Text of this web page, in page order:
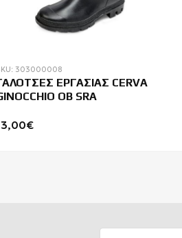
303000008
ΕΡΓΑΣΙΑΣ CERVA
OB SRA